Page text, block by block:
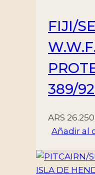
FIJI/
389/
ARS
Añadir al